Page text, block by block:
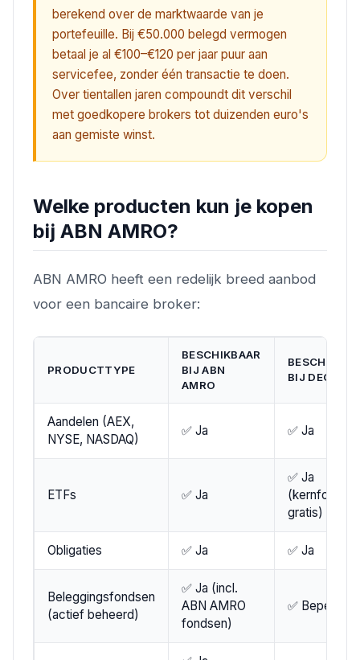
berekend over de marktwaarde van je
portefeuille. Bij €50.000 belegd vermogen
betaal je al €100–€120 per jaar puur aan
servicefee, zonder één transactie te doen.
Over tientallen jaren compoundt dit verschil
met goedkopere brokers tot duizenden euro's
aan gemiste winst.
Welke producten kun je kopen
bij ABN AMRO?
ABN AMRO heeft een redelijk breed aanbod
voor een bancaire broker:
PRODUCTTYPE
BESCHIKBAAR
BIJ ABN
AMRO
BIJ DEGIRO
Aandelen (AEX,
NYSE, NASDAQ)
✅ Ja ✅ Ja
ETFs ✅ Ja
✅ Ja
gratis)
Obligaties ✅ Ja ✅ Ja
Beleggingsfondsen
(actief beheerd)
✅ Ja (incl.
ABN AMRO
fondsen)
✅ Beperkt